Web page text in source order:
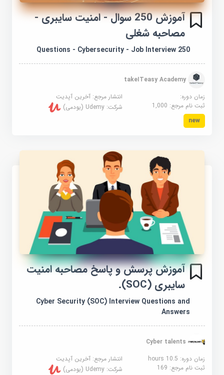
آموزش 250 سوال - امنیت سایبری -
مصاحبه شغلی
250 Questions - Cybersecurity - Job Interview
takeITeasy Academy
زمان دوره:
انتشار مرجع:آخرین آپدیت
ثبت نام مرجع:1,000 شرکت:Udemy (یودمی)
new
آموزش پرسش و پاسخ مصاحبه امنیت
سایبری (SOC).
Cyber Security (SOC) Interview Questions and
Answers
Cyber talents
زمان دوره: 10.5 hours
انتشار مرجع:آخرین آپدیت
ثبت نام مرجع:169 شرکت:Udemy (یودمی)